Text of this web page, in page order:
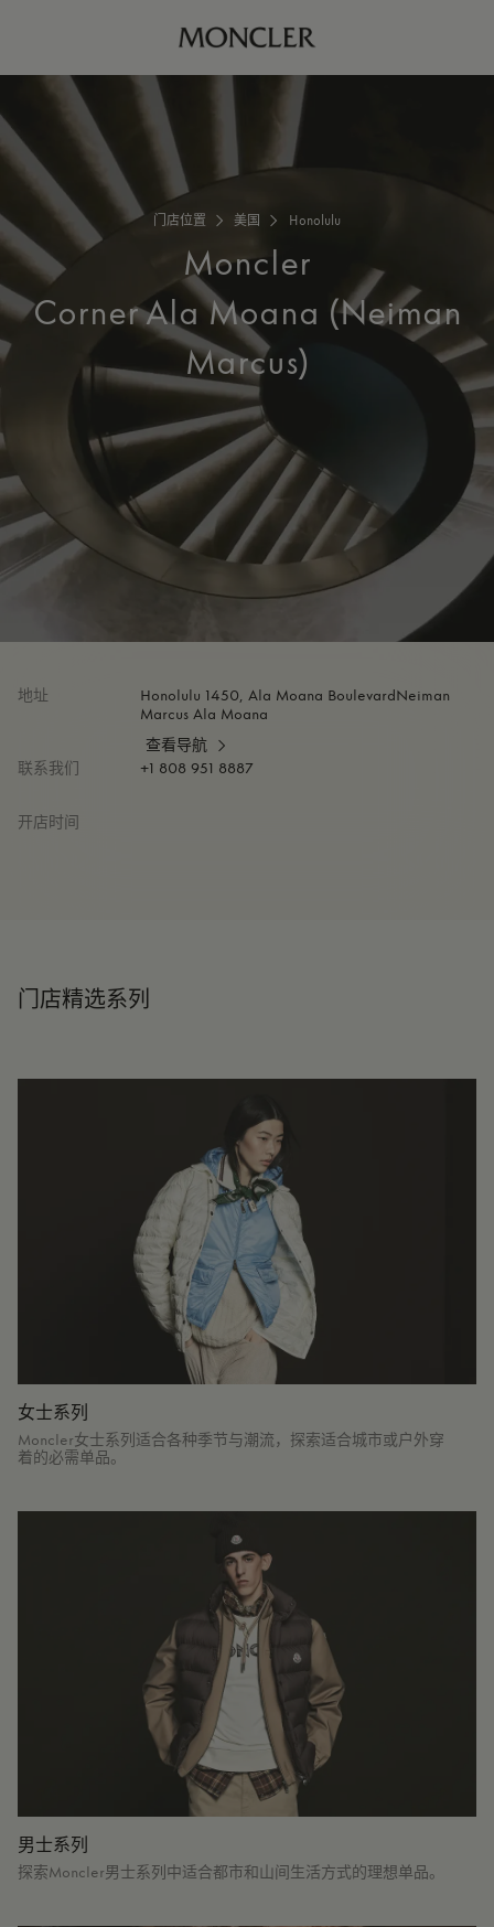
门店位置 美国 Honolulu
Moncler
Corner Ala Moana (Neiman
Marcus)
地址
Honolulu 1450, Ala Moana BoulevardNeiman
Marcus Ala Moana
查看导航
联系我们
+1 808 951 8887
开店时间
门店精选系列
女士系列
Moncler女士系列适合各种季节与潮流，探索适合城市或户外穿
着的必需单品。
男士系列
探索Moncler男士系列中适合都市和山间生活方式的理想单品。